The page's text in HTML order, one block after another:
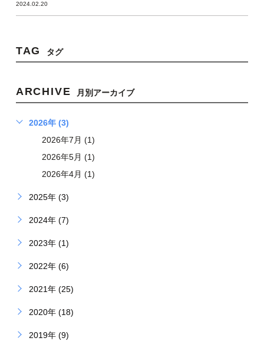
2024.02.20
TAG タグ
ARCHIVE 月別アーカイブ
2026年 (3)
2026年7月 (1)
2026年5月 (1)
2026年4月 (1)
2025年 (3)
2024年 (7)
2023年 (1)
2022年 (6)
2021年 (25)
2020年 (18)
2019年 (9)